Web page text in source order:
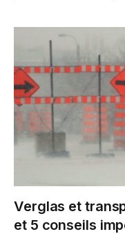
Verglas et
et 5 conseils